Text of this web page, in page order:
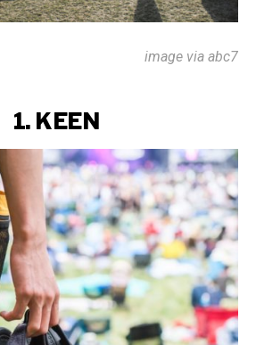
image via abc7
1. KEEN